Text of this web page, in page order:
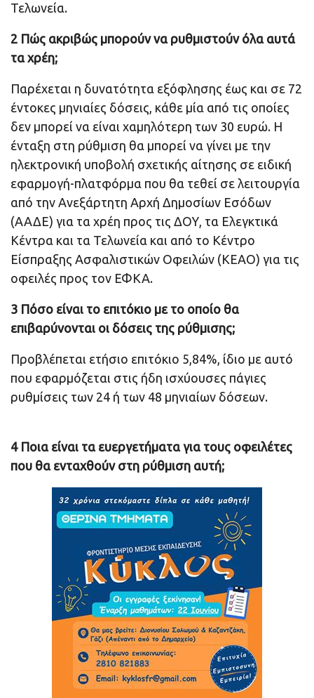
Τελωνεία.
2 Πώς ακριβώς μπορούν να ρυθμιστούν όλα αυτά
τα χρέη;
Παρέχεται η δυνατότητα εξόφλησης έως και σε 72
έντοκες μηνιαίες δόσεις, κάθε μία από τις οποίες
δεν μπορεί να είναι χαμηλότερη των 30 ευρώ. Η
ένταξη στη ρύθμιση θα μπορεί να γίνει με την
ηλεκτρονική υποβολή σχετικής αίτησης σε ειδική
εφαρμογή-πλατφόρμα που θα τεθεί σε λειτουργία
από την Ανεξάρτητη Αρχή Δημοσίων Εσόδων
(ΑΑΔΕ) για τα χρέη προς τις ΔΟΥ, τα Ελεγκτικά
Κέντρα και τα Τελωνεία και από το Κέντρο
Είσπραξης Ασφαλιστικών Οφειλών (ΚΕΑΟ) για τις
οφειλές προς τον ΕΦΚΑ.
3 Πόσο είναι το επιτόκιο με το οποίο θα
επιβαρύνονται οι δόσεις της ρύθμισης;
Προβλέπεται ετήσιο επιτόκιο 5,84%, ίδιο με αυτό
που εφαρμόζεται στις ήδη ισχύουσες πάγιες
ρυθμίσεις των 24 ή των 48 μηνιαίων δόσεων.
4 Ποια είναι τα ευεργετήματα για τους οφειλέτες
που θα ενταχθούν στη ρύθμιση αυτή;